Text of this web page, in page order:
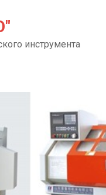
инструмента